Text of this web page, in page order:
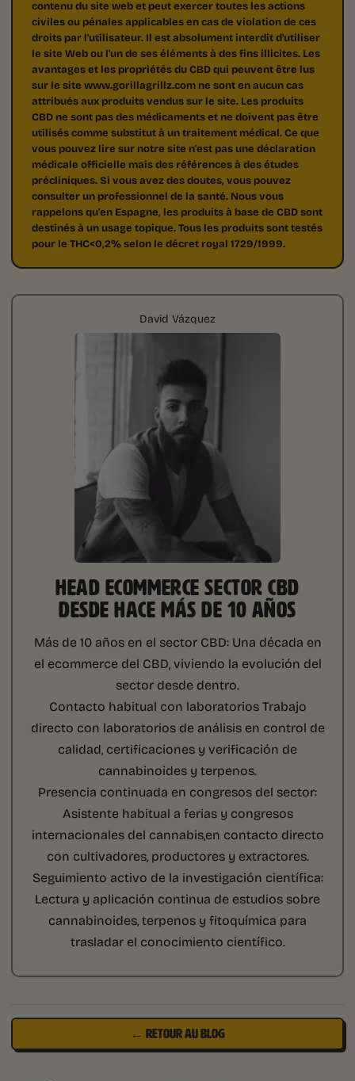
contenu du site web et peut exercer toutes les actions
civiles ou pénales applicables en cas de violation de ces
droits par l'utilisateur. Il est absolument interdit d'utiliser
le site Web ou l'un de ses éléments à des fins illicites. Les
avantages et les propriétés du CBD qui peuvent être lus
sur le site www.gorillagrillz.com ne sont en aucun cas
attribués aux produits vendus sur le site. Les produits
CBD ne sont pas des médicaments et ne doivent pas être
utilisés comme substitut à un traitement médical. Ce que
vous pouvez lire sur notre site n'est pas une déclaration
médicale officielle mais des références à des études
précliniques. Si vous avez des doutes, vous pouvez
consulter un professionnel de la santé. Nous vous
rappelons qu'en Espagne, les produits à base de CBD sont
destinés à un usage topique. Tous les produits sont testés
pour le THC<0,2% selon le décret royal 1729/1999.
David Vázquez
HEAD ECOMMERCE SECTOR CBD
DESDE HACE MÁS DE 10 AÑOS
Más de 10 años en el sector CBD:Una década en
el ecommerce del CBD, viviendo la evolución del
sector desde dentro.
Contacto habitual con laboratoriosTrabajo
directo con laboratorios de análisis en control de
calidad, certificaciones y verificación de
cannabinoides y terpenos.
Presencia continuada en congresos del sector:
Asistente habitual a ferias y congresos
internacionales del cannabis,en contacto directo
con cultivadores, productores y extractores.
Seguimiento activo de la investigación científica:
Lectura y aplicación continua de estudios sobre
cannabinoides, terpenos y fitoquímica para
trasladar el conocimiento científico.
← RETOUR AU BLOG